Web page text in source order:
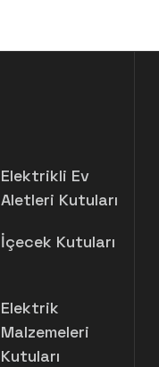
Elektrikli Ev
Aletleri Kutuları
İçecek Kutuları
Elektrik
Malzemeleri
Kutuları